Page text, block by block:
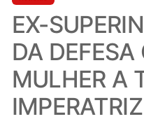
EX-
DA
MULHER A
IMPERATRIZ